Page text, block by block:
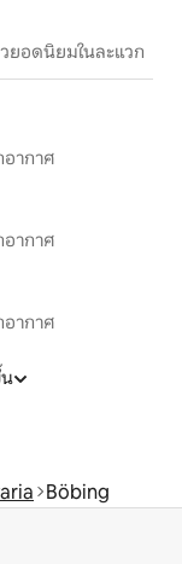
ยอดนิยมในละแวก
ากาศ
ากาศ
ากาศ
Böbing